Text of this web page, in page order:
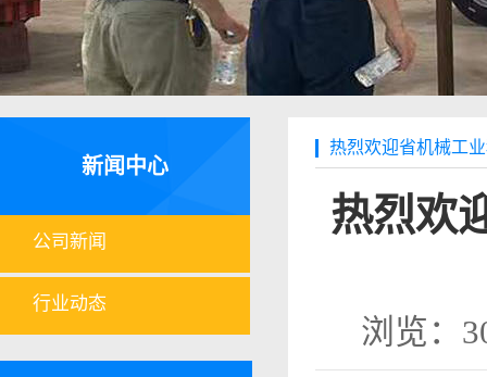
新闻中心
公司新闻
行业动态
热烈欢迎省机械工
热烈欢
浏览：